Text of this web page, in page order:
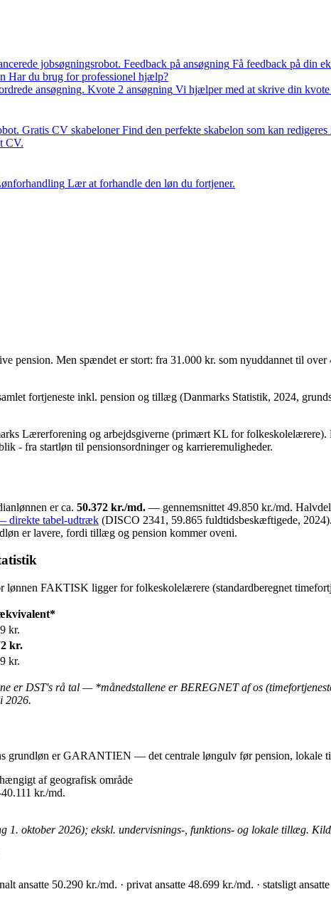
jobsøgningsrobot. Feedback på ansøgning Få feedback på din
Har du brug for professionel hjælp?
ansøgning. Kvote 2 ansøgning Vi hjælper med at skrive din kvote
Gratis CV skabeloner Find den perfekte skabelon som kan redigeres
CV.
Lær at forhandle den løn du fortjener.
pension. Men spændet er stort: fra 31.000 kr. som nyuddannet til
fortjeneste inkl. pension og tillæg (Danmarks Statistik, 2024,
Lærerforening og arbejdsgiverne (primært KL for folkeskolelærere).
- fra startløn til pensionsordninger og karrieremuligheder.
er ca. 50.372 kr./md. — gennemsnittet 49.850 kr./md.
direkte tabel-udtræk (DISCO 2341, 59.865 fuldtidsbeskæftigede,
er lavere, fordi tillæg og pension kommer oveni.
FAKTISK ligger for folkeskolelærere (standardberegnet
kr.
kr.
kr.
er DST's rå tal — *månedstallene er BEREGNET af os
2026.
grundløn er GARANTIEN — det centrale løngulv før pension,
af geografisk område
kr./md.
oktober 2026); ekskl. undervisnings-, funktions- og lokale tillæg.
ansatte 50.290 kr./md. · privat ansatte 48.699 kr./md. · statsligt